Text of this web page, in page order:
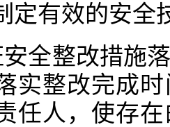
定有效的安全
全整改措施
实整改完成
任人，使存